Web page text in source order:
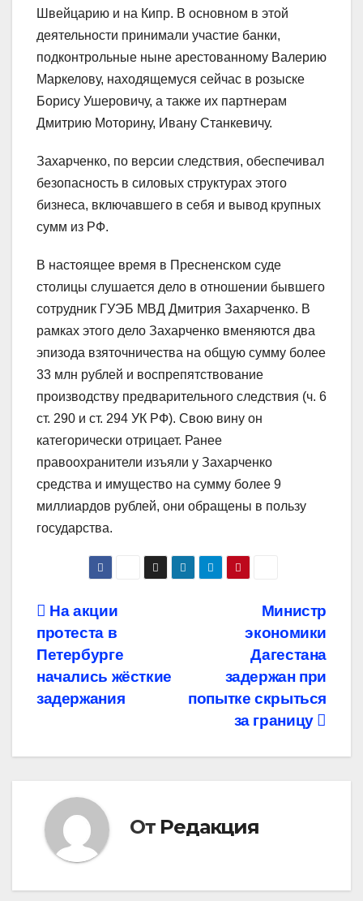
Швейцарию и на Кипр. В основном в этой
деятельности принимали участие банки,
подконтрольные ныне арестованному Валерию
Маркелову, находящемуся сейчас в розыске
Борису Ушеровичу, а также их партнерам
Дмитрию Моторину, Ивану Станкевичу.
Захарченко, по версии следствия, обеспечивал
безопасность в силовых структурах этого
бизнеса, включавшего в себя и вывод крупных
сумм из РФ.
В настоящее время в Пресненском суде
столицы слушается дело в отношении бывшего
сотрудник ГУЭБ МВД Дмитрия Захарченко. В
рамках этого дело Захарченко вменяются два
эпизода взяточничества на общую сумму более
33 млн рублей и воспрепятствование
производству предварительного следствия (ч. 6
ст. 290 и ст. 294 УК РФ). Свою вину он
категорически отрицает. Ранее
правоохранители изъяли у Захарченко
средства и имущество на сумму более 9
миллиардов рублей, они обращены в пользу
государства.
Навигация
по
записям
Министр
экономики
Дагестана
задержан при
попытке скрыться
за границу
На акции
протеста в
Петербурге
начались жёсткие
задержания
От Редакция